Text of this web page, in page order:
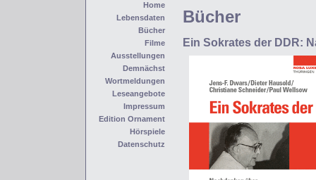
Home
Lebensdaten
Bücher
Filme
Ausstellungen
Demnächst
Wortmeldungen
Leseangebote
Impressum
Edition Ornament
Hörspiele
Datenschutz
Bücher
Ein Sokrates der DDR: